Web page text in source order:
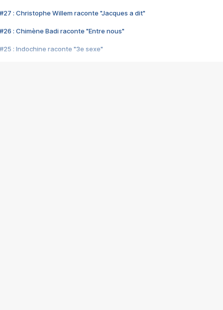
#27 : Christophe Willem raconte "Jacques a dit"
#26 : Chimène Badi raconte "Entre nous"
#25 : Indochine raconte "3e sexe"